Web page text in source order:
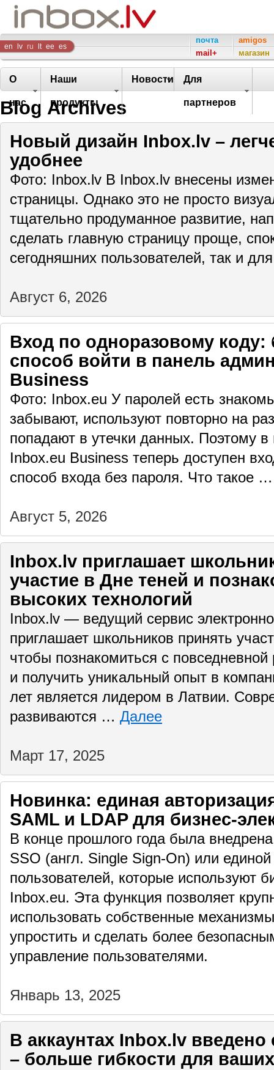
Inbox
Company
en lv ru lt ee es
почта
mail+
amigos
магазин
О
нас
Наши
продукты
Новости Для
партнеров
Blog Archives
Новый дизайн Inbox.lv –
удобнее
Фото: Inbox.lv В Inbox.lv внесены
страницы. Однако это не просто
тщательно продуманное развитие,
сделать главную страницу проще,
сегодняшних пользователей, так и
Август 6, 2026
Вход по одноразовому коду:
способ войти в панель
Business
Фото: Inbox.eu У паролей есть
забывают, используют повторно на
попадают в утечки данных. Поэтому в
Inbox.eu Business теперь доступен
способ входа без пароля. Что такое
Август 5, 2026
Inbox.lv приглашает
участие в Дне теней и
высоких технологий
Inbox.lv — ведущий сервис
приглашает школьников принять
чтобы познакомиться с
и получить уникальный опыт в
лет является лидером в Латвии.
развиваются … Далее
Март 17, 2025
Новинка: единая
SAML и LDAP для бизнес-
В конце прошлого года была
SSO (англ. Single Sign-On) или
пользователей, которые используют
Inbox.eu. Эта функция позволяет
использовать собственные
упростить и сделать более
управление пользователями.
Январь 13, 2025
В аккаунтах Inbox.lv
– больше гибкости для